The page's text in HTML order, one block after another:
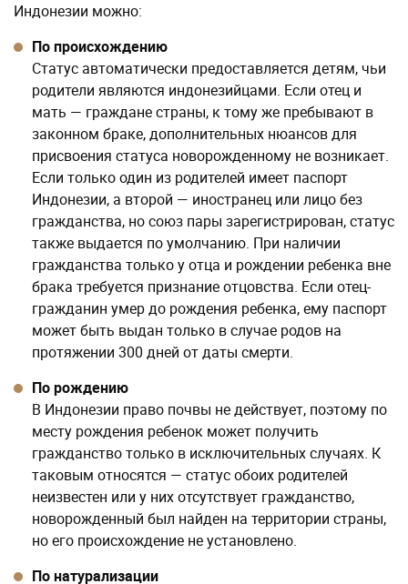
Индонезии можно:
По происхождению
Статус автоматически предоставляется детям, чьи
родители являются индонезийцами. Если отец и
мать — граждане страны, к тому же пребывают в
законном браке, дополнительных нюансов для
присвоения статуса новорожденному не возникает.
Если только один из родителей имеет паспорт
Индонезии, а второй — иностранец или лицо без
гражданства, но союз пары зарегистрирован, статус
также выдается по умолчанию. При наличии
гражданства только у отца и рождении ребенка вне
брака требуется признание отцовства. Если отец-
гражданин умер до рождения ребенка, ему паспорт
может быть выдан только в случае родов на
протяжении 300 дней от даты смерти.
По рождению
В Индонезии право почвы не действует, поэтому по
месту рождения ребенок может получить
гражданство только в исключительных случаях. К
таковым относятся — статус обоих родителей
неизвестен или у них отсутствует гражданство,
новорожденный был найден на территории страны,
но его происхождение не установлено.
По натурализации